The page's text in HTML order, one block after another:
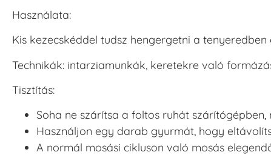
Használata:
Kis kezecskéddel tudsz hengergetni a
Technikák: intarziamunkák, keretekre való
Tisztítás:
Soha ne szárítsa a foltos ruhát
Használjon egy darab gyurmát, hogy
A normál mosási cikluson való mosás